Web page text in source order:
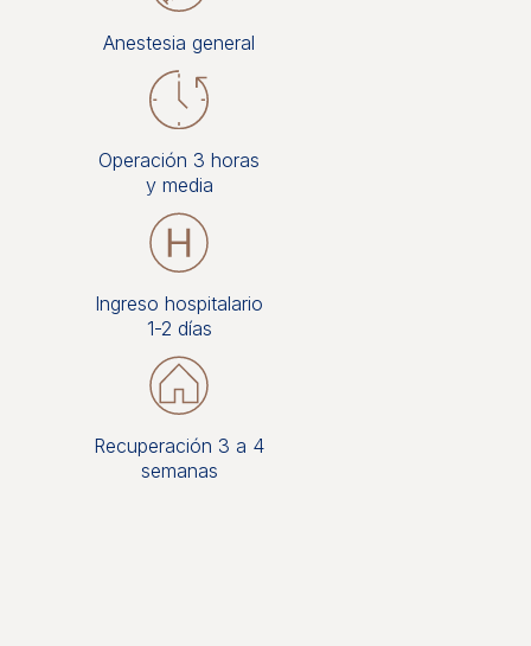
Anestesia general
Operación 3 horas
y media
Ingreso hospitalario
1-2 días
Recuperación 3 a 4
semanas